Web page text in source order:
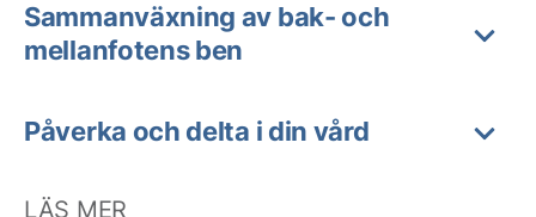
Sammanväxning av bak- och
mellanfotens ben
Påverka och delta i din vård
LÄS MER